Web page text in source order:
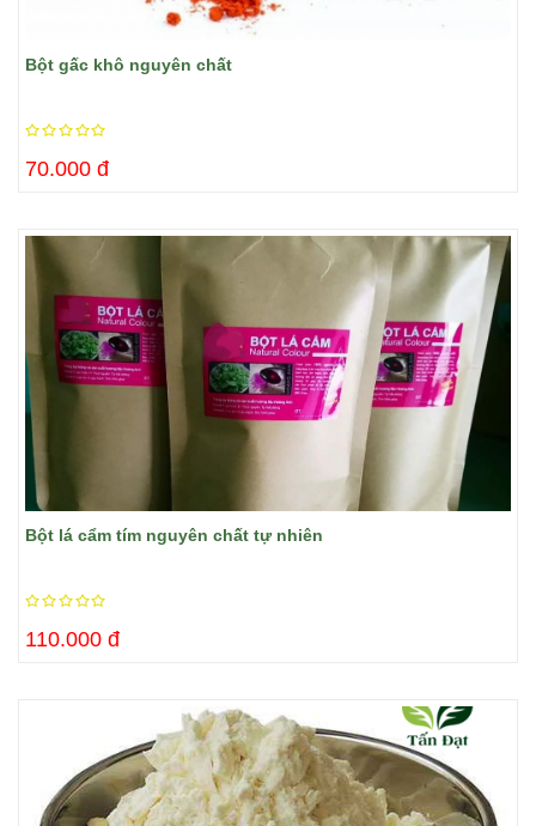
Bột gấc khô nguyên chất
70.000 đ
Bột lá cẩm tím nguyên chất tự nhiên
110.000 đ